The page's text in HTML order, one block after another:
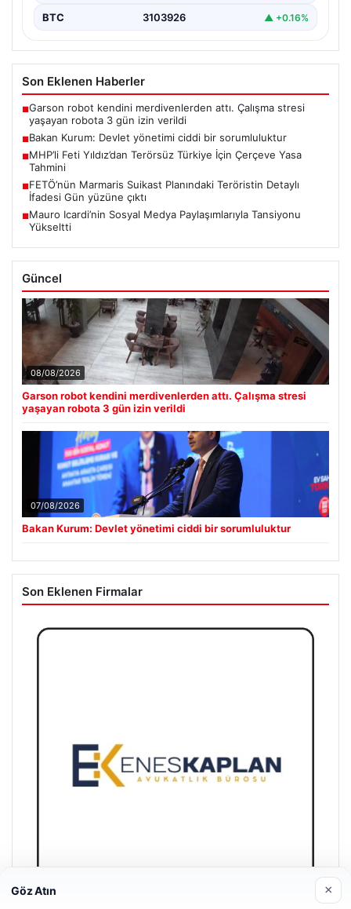
BTC 3103926 ▲ +0.16%
Son Eklenen Haberler
■Garson robot kendini merdivenlerden attı. Çalışma stresi
yaşayan robota 3 gün izin verildi
■Bakan Kurum: Devlet yönetimi ciddi bir sorumluluktur
■MHP’li Feti Yıldız’dan Terörsüz Türkiye İçin Çerçeve Yasa
Tahmini
■FETÖ’nün Marmaris Suikast Planındaki Teröristin Detaylı
İfadesi Gün yüzüne çıktı
■Mauro Icardi’nin Sosyal Medya Paylaşımlarıyla Tansiyonu
Yükseltti
Güncel
08/08/2026
Garson robot kendini merdivenlerden attı. Çalışma stresi
yaşayan robota 3 gün izin verildi
07/08/2026
Bakan Kurum: Devlet yönetimi ciddi bir sorumluluktur
Son Eklenen Firmalar
Göz Atın ×